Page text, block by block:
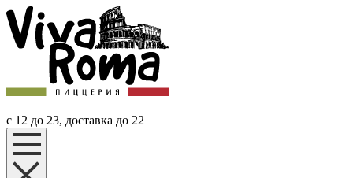
с 12 до 23, доставка до 22